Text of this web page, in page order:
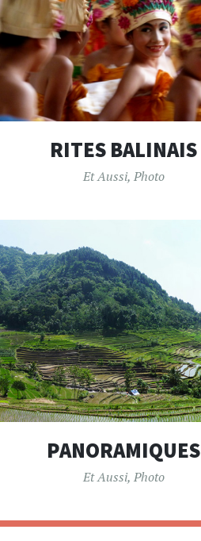
RITES BALINAIS
Et Aussi, Photo
PANORAMIQUES
Et Aussi, Photo